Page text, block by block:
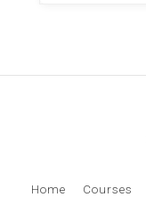
Home Courses